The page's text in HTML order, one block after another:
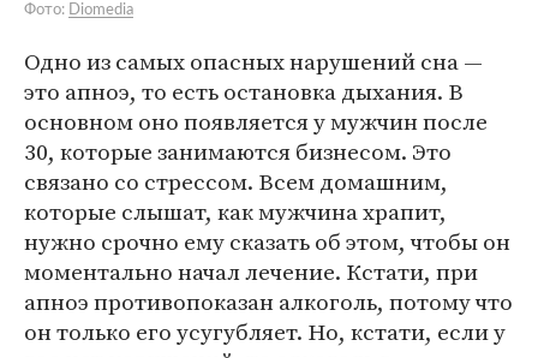
Фото: Diomedia
Одно из самых опасных нарушений сна —
это апноэ, то есть остановка дыхания. В
основном оно появляется у мужчин после
30, которые занимаются бизнесом. Это
связано со стрессом. Всем домашним,
которые слышат, как мужчина храпит,
нужно срочно ему сказать об этом, чтобы он
моментально начал лечение. Кстати, при
апноэ противопоказан алкоголь, потому что
он только его усугубляет. Но, кстати, если у